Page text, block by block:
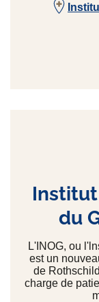
du
L'INOG, ou
est un
de
charge de